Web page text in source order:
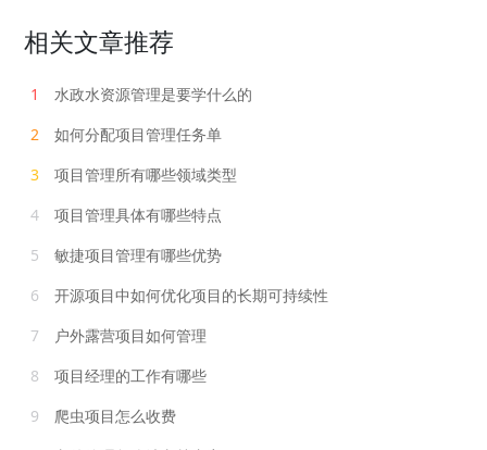
相关文章推荐
1
水政水资源管理是要学什么的
2
如何分配项目管理任务单
3
项目管理所有哪些领域类型
4
项目管理具体有哪些特点
5
敏捷项目管理有哪些优势
6
开源项目中如何优化项目的长期可持续性
7
户外露营项目如何管理
8
项目经理的工作有哪些
9
爬虫项目怎么收费